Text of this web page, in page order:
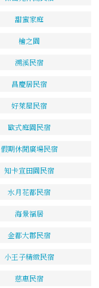
甜蜜家庭
檜之園
溯溪民宿
昌慶居民宿
好萊屋民宿
歐式庭園民宿
假期休閒廣場民宿
知卡宣田園民宿
水月花都民宿
海景福居
金都大郡民宿
小王子精緻民宿
慈惠民宿